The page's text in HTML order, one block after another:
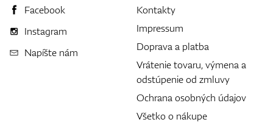
Facebook
Instagram
Napíšte nám
Kontakty
Impressum
Doprava a platba
Vrátenie tovaru, výmena a
odstúpenie od zmluvy
Ochrana osobných údajov
Všetko o nákupe